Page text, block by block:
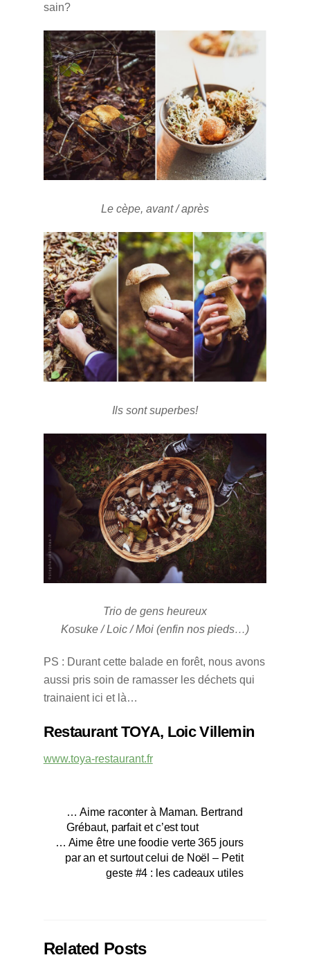
sain?
Le cèpe, avant / après
Ils sont superbes!
Trio de gens heureux
Kosuke / Loic / Moi (enfin nos pieds…)
PS : Durant cette balade en forêt, nous avons
aussi pris soin de ramasser les déchets qui
trainaient ici et là…
Restaurant TOYA, Loic Villemin
www.toya-restaurant.fr
… Aime raconter à Maman. Bertrand
Grébaut, parfait et c’est tout
… Aime être une foodie verte 365 jours
par an et surtout celui de Noël – Petit
geste #4 : les cadeaux utiles
Related Posts